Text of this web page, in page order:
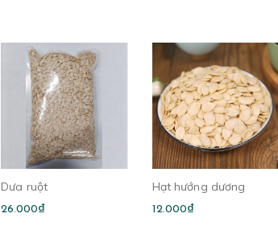
Dưa ruột
26.000₫
Hạt hướng dương
12.000₫